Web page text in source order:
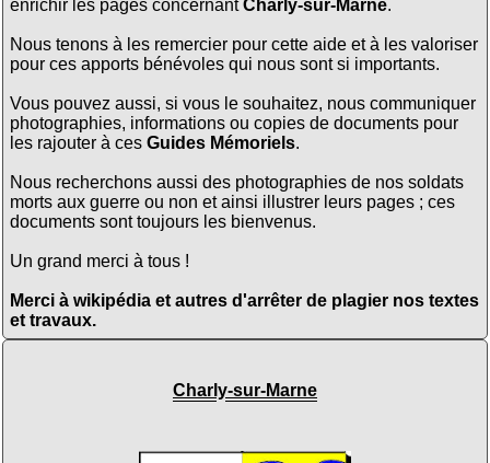
enrichir les pages concernantCharly-sur-Marne.
Nous tenons à les remercier pour cette aide et à les valoriser
pour ces apports bénévoles qui nous sont si importants.
Vous pouvez aussi, si vous le souhaitez, nous communiquer
photographies, informations ou copies de documents pour
les rajouter à ces Guides Mémoriels.
Nous recherchons aussi des photographies de nos soldats
morts aux guerre ou non et ainsi illustrer leurs pages ; ces
documents sont toujours les bienvenus.
Un grand merci à tous !
Merci à wikipédia et autres d'arrêter de plagier nos textes
et travaux.
Charly-sur-Marne